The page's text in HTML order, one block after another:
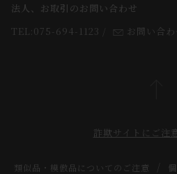
法人、お取引のお問い合わせ
TEL:075-694-1123
お問い合わ
詐欺サイトにご注
類似品・模倣品についてのご注意